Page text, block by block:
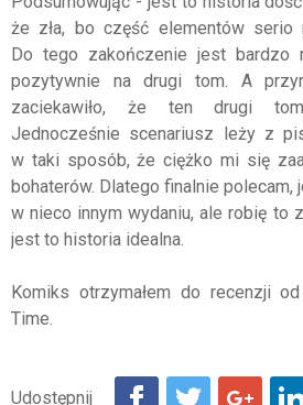
że zła, bo część elementów
Do tego zakończenie jest bardzo
pozytywnie na drugi tom. A
zaciekawiło, że ten drugi
Jednocześnie scenariusz leży z
w taki sposób, że ciężko mi się
bohaterów. Dlatego finalnie
w nieco innym wydaniu, ale robię to
jest to historia idealna.
Komiks otrzymałem do recenzji
Time.